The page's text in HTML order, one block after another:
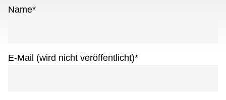
Name*
E-Mail (wird nicht veröffentlicht)*